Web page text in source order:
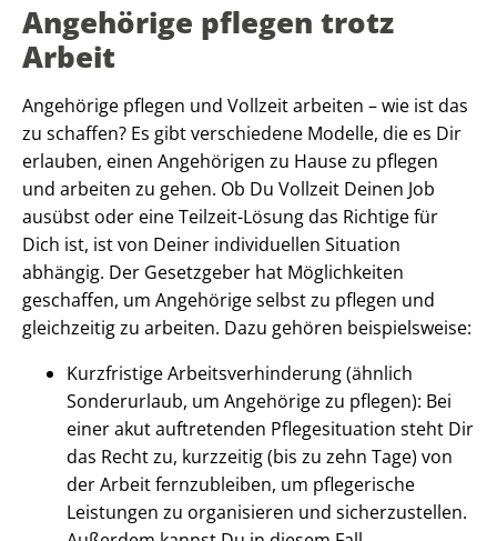
Angehörige pflegen trotz
Arbeit
Angehörige pflegen und Vollzeit arbeiten – wie ist das
zu schaffen? Es gibt verschiedene Modelle, die es Dir
erlauben, einen Angehörigen zu Hause zu pflegen
und arbeiten zu gehen. Ob Du Vollzeit Deinen Job
ausübst oder eine Teilzeit-Lösung das Richtige für
Dich ist, ist von Deiner individuellen Situation
abhängig. Der Gesetzgeber hat Möglichkeiten
geschaffen, um Angehörige selbst zu pflegen und
gleichzeitig zu arbeiten. Dazu gehören beispielsweise:
Kurzfristige Arbeitsverhinderung (ähnlich
Sonderurlaub, um Angehörige zu pflegen): Bei
einer akut auftretenden Pflegesituation steht Dir
das Recht zu, kurzzeitig (bis zu zehn Tage) von
der Arbeit fernzubleiben, um pflegerische
Leistungen zu organisieren und sicherzustellen.